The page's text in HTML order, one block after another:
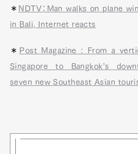
＊ NDTV：Man walks on plane
in Bali, Internet reacts
＊ Post Magazine : From a
Singapore to Bangkok’s
seven new Southeast Asian